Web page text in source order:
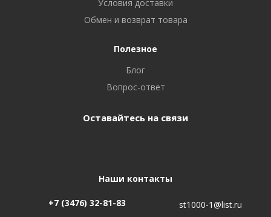
Условия доставки
Обмен и возврат товара
Полезное
Блог
Вопрос-ответ
Оставайтесь на связи
Наши контакты
+7 (3476) 32-81-83 st1000-1@list.ru